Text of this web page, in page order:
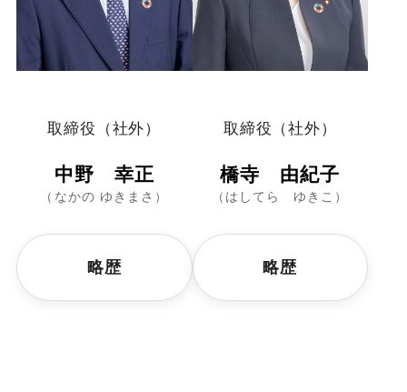
取締役（社外）
中野 幸正
（なかの ゆきまさ）
略歴
取締役（社外）
橋寺 由紀子
（はしてら ゆきこ）
略歴